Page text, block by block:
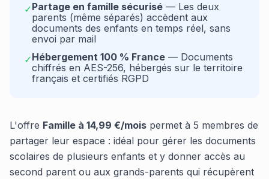
✓Partage en famille sécurisé — Les deux
parents (même séparés) accèdent aux
documents des enfants en temps réel, sans
envoi par mail
✓Hébergement 100 % France — Documents
chiffrés en AES-256, hébergés sur le territoire
français et certifiés RGPD
L'offre Famille à 14,99 €/mois permet à 5 membres de
partager leur espace : idéal pour gérer les documents
scolaires de plusieurs enfants et y donner accès au
second parent ou aux grands-parents qui récupèrent